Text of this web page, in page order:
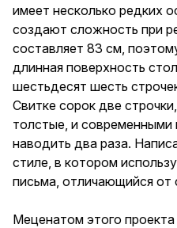
имеет несколько редких
создают сложность при
составляет 83 см,
длинная поверхность
шестьдесят шесть
Свитке сорок две
толстые, и современными
наводить два раза.
стиле, в котором
письма, отличающийся от
Меценатом этого проекта